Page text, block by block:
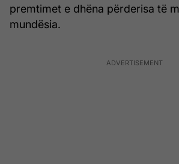
premtimet e dhëna përderisa të
mundësia.